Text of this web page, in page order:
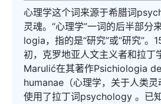
心理学这个词来源于希腊词
灵魂。“心理学”一词的后半部分
logia，指的是“研究”或“研究”。
初，克罗地亚人文主义者和拉丁
Marulić在其著作Psichiologia
humanae（心理学，关于人类
使用了拉丁词psychology 。已